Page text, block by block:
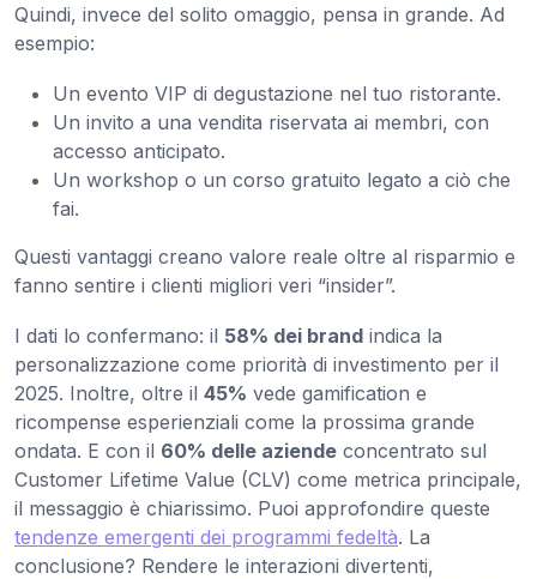
Quindi, invece del solito omaggio, pensa in grande. Ad
esempio:
Un evento VIP di degustazione nel tuo ristorante.
Un invito a una vendita riservata ai membri, con
accesso anticipato.
Un workshop o un corso gratuito legato a ciò che
fai.
Questi vantaggi creano valore reale oltre al risparmio e
fanno sentire i clienti migliori veri “insider”.
I dati lo confermano: il 58% dei brand indica la
personalizzazione come priorità di investimento per il
2025. Inoltre, oltre il 45% vede gamification e
ricompense esperienziali come la prossima grande
ondata. E con il 60% delle aziende concentrato sul
Customer Lifetime Value (CLV) come metrica principale,
il messaggio è chiarissimo. Puoi approfondire queste
tendenze emergenti dei programmi fedeltà. La
conclusione? Rendere le interazioni divertenti,